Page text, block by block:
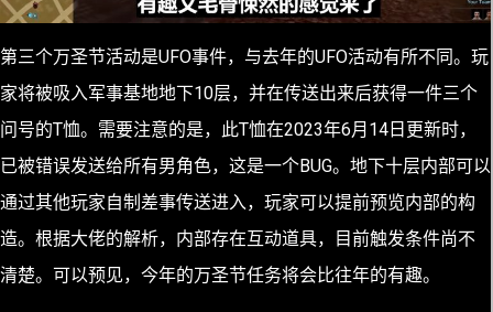
第三个万圣节活动是UFO事件，与去年的UFO活动有所不同。玩
家将被吸入军事基地地下10层，并在传送出来后获得一件三个
问号的T恤。需要注意的是，此T恤在2023年6月14日更新时，
已被错误发送给所有男角色，这是一个BUG。地下十层内部可以
通过其他玩家自制差事传送进入，玩家可以提前预览内部的构
造。根据大佬的解析，内部存在互动道具，目前触发条件尚不
清楚。可以预见，今年的万圣节任务将会比往年的有趣。